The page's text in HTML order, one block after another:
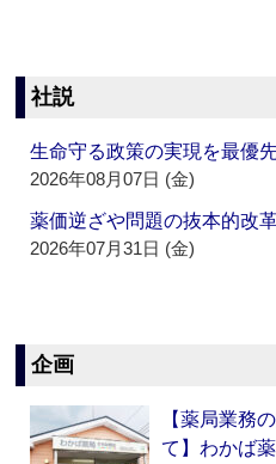
社説
生命守る政策の実現を最優
2026年08月07日 (金)
薬価逆ざや問題の抜本的改
2026年07月31日 (金)
企画
【薬局業務
て】わかば